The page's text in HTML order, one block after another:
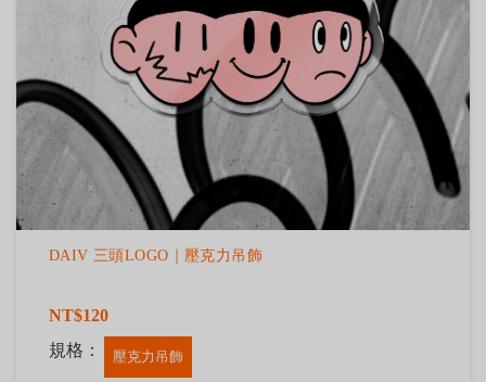
DAIV 三頭LOGO｜壓克力吊飾
NT$120
規格：
壓克力吊飾